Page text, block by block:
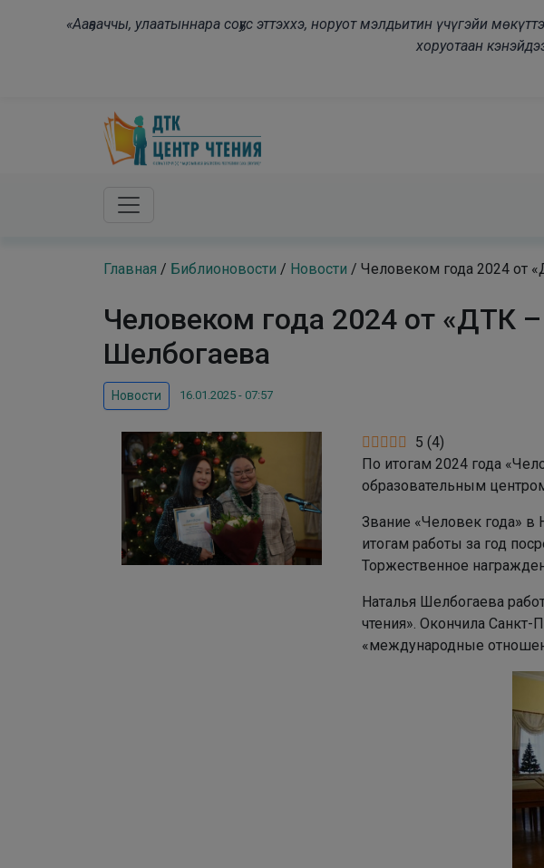
«Ааҕааччы, улаатыннара соҕус эттэххэ, норуот мэлдьитин үчүгэйи
хоруотаан
Главная / Библионовости / Новости / Человеком года 2024 от
Человеком года 2024 от «ДТК
Шелбогаева
Новости 16.01.2025 - 07:57
5 (4)
По итогам 2024 года
образовательным
Звание «Человек года» в
итогам работы за год
Торжественное
Наталья Шелбогаева
чтения». Окончила Санкт-
«международные